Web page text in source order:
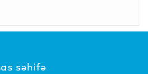
səhifə